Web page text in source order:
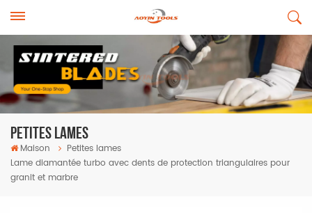
Petites Lames
Maison
Petites lames
Lame diamantée turbo avec dents de protection triangulaires pour
granit et marbre